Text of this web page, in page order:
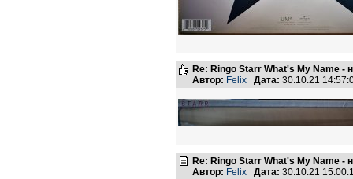
Re: Ringo Starr What's My Name
Автор: Felix Дата: 30.10.21
Re: Ringo Starr What's My Name
Автор: Felix Дата: 30.10.21